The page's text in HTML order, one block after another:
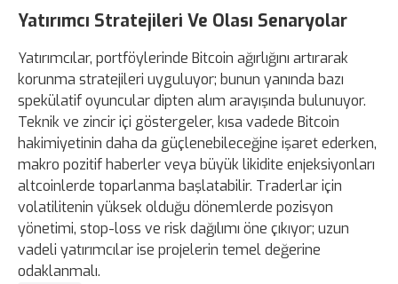
Yatırımcı Stratejileri Ve Olası Senaryolar
Yatırımcılar, portföylerinde Bitcoin ağırlığını artırarak
korunma stratejileri uyguluyor; bunun yanında bazı
spekülatif oyuncular dipten alım arayışında bulunuyor.
Teknik ve zincir içi göstergeler, kısa vadede Bitcoin
hakimiyetinin daha da güçlenebileceğine işaret ederken,
makro pozitif haberler veya büyük likidite enjeksiyonları
altcoinlerde toparlanma başlatabilir. Traderlar için
volatilitenin yüksek olduğu dönemlerde pozisyon
yönetimi, stop-loss ve risk dağılımı öne çıkıyor; uzun
vadeli yatırımcılar ise projelerin temel değerine
odaklanmalı.